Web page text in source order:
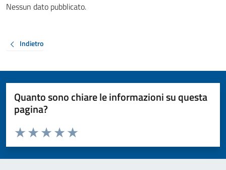
Nessun dato pubblicato.
Indietro
Quanto sono chiare le informazioni su questa
pagina?
Valuta da 1 a 5 stelle la pagina
Valuta 5 stelle su 5
Valuta 4 stelle su 5
Valuta 3 stelle su 5
Valuta 2 stelle su 5
Valuta 1 stelle su 5